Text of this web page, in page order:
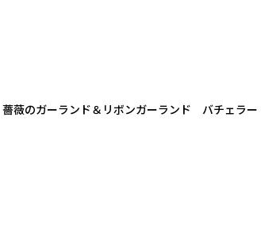
薇のガーランド＆リボンガーランド バチェラー